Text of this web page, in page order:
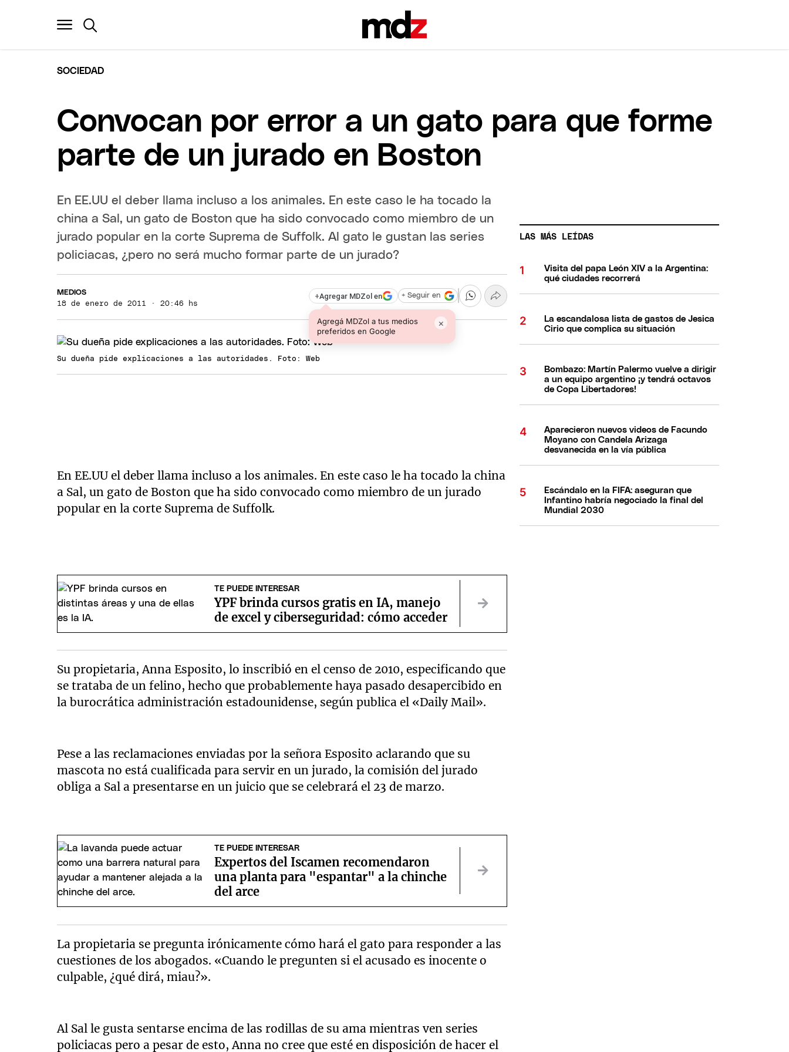
SOCIEDAD
Convocan por error a un gato para que forme
parte de un jurado en Boston
En EE.UU el deber llama incluso a los animales. En este caso le ha tocado la
china a Sal, un gato de Boston que ha sido convocado como miembro de un
jurado popular en la corte Suprema de Suffolk. Al gato le gustan las series
policiacas, ¿pero no será mucho formar parte de un jurado?
MEDIOS
18 de enero de 2011 · 20:46 hs
+Agregar MDZol en
Agregá MDZol a tus medios
preferidos en Google
×
+ Seguir en
Su dueña pide explicaciones a las autoridades. Foto: Web
En EE.UU el deber llama incluso a los animales. En este caso le ha tocado la china
a Sal, un gato de Boston que ha sido convocado como miembro de un jurado
popular en la corte Suprema de Suffolk.
TE PUEDE INTERESAR
YPF brinda cursos gratis en IA, manejo
de excel y ciberseguridad: cómo acceder
Su propietaria, Anna Esposito, lo inscribió en el censo de 2010, especificando que
se trataba de un felino, hecho que probablemente haya pasado desapercibido en
la burocrática administración estadounidense, según publica el «Daily Mail».
Pese a las reclamaciones enviadas por la señora Esposito aclarando que su
mascota no está cualificada para servir en un jurado, la comisión del jurado
obliga a Sal a presentarse en un juicio que se celebrará el 23 de marzo.
TE PUEDE INTERESAR
Expertos del Iscamen recomendaron
una planta para "espantar" a la chinche
del arce
La propietaria se pregunta irónicamente cómo hará el gato para responder a las
cuestiones de los abogados. «Cuando le pregunten si el acusado es inocente o
culpable, ¿qué dirá, miau?».
Al Sal le gusta sentarse encima de las rodillas de su ama mientras ven series
policiacas pero a pesar de esto, Anna no cree que esté en disposición de hacer el
LAS MÁS LEÍDAS
Visita del papa León XIV a la Argentina:
qué ciudades recorrerá
La escandalosa lista de gastos de Jesica
Cirio que complica su situación
Bombazo: Martín Palermo vuelve a dirigir
a un equipo argentino ¡y tendrá octavos
de Copa Libertadores!
Aparecieron nuevos videos de Facundo
Moyano con Candela Arizaga
desvanecida en la vía pública
Escándalo en la FIFA: aseguran que
Infantino habría negociado la final del
Mundial 2030